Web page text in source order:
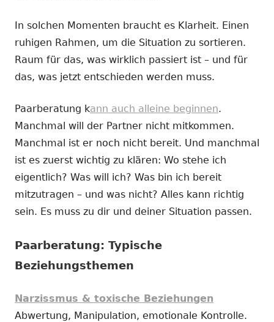
In solchen Momenten braucht es Klarheit. Einen
ruhigen Rahmen, um die Situation zu sortieren.
Raum für das, was wirklich passiert ist – und für
das, was jetzt entschieden werden muss.
Paarberatung kann auch alleine beginnen.
Manchmal will der Partner nicht mitkommen.
Manchmal ist er noch nicht bereit. Und manchmal
ist es zuerst wichtig zu klären: Wo stehe ich
eigentlich? Was will ich? Was bin ich bereit
mitzutragen – und was nicht? Alles kann richtig
sein. Es muss zu dir und deiner Situation passen.
Paarberatung: Typische
Beziehungsthemen
Narzissmus & toxische Beziehungen
Abwertung, Manipulation, emotionale Kontrolle.